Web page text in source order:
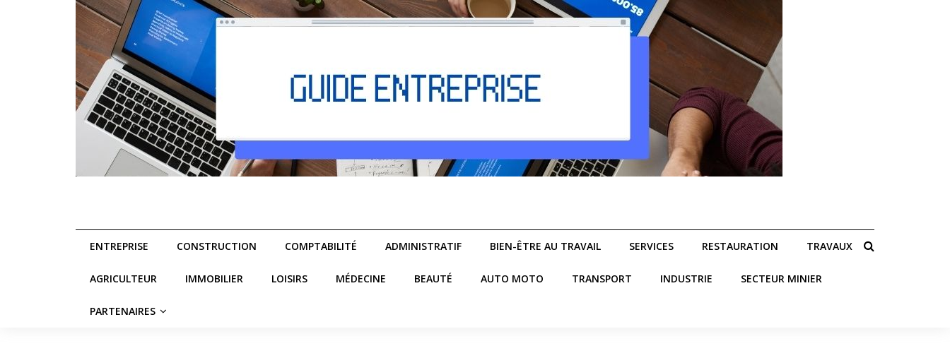
ENTREPRISE CONSTRUCTION COMPTABILITÉ ADMINISTRATIF BIEN-ÊTRE AU TRAVAIL SERVICES RESTAURATION TRAVAUX
AGRICULTEUR IMMOBILIER LOISIRS MÉDECINE BEAUTÉ AUTO MOTO TRANSPORT INDUSTRIE SECTEUR MINIER
PARTENAIRES